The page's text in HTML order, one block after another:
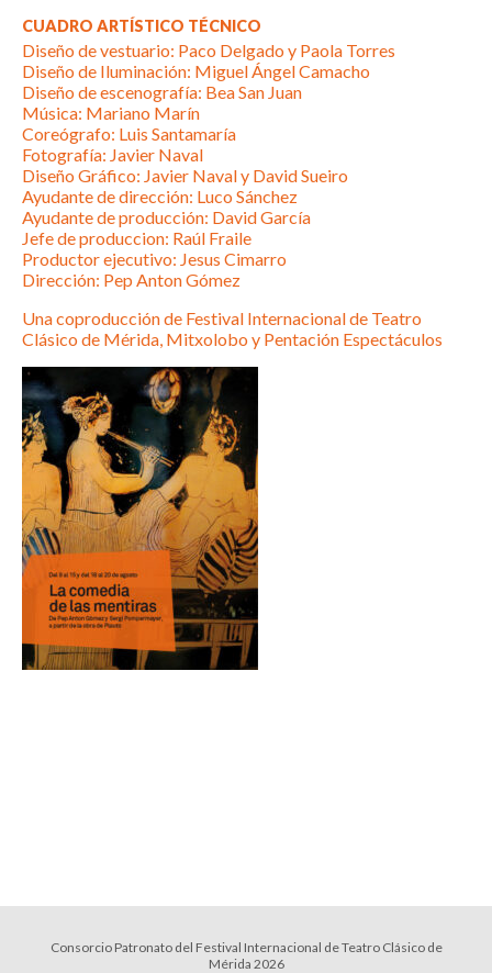
CUADRO ARTÍSTICO TÉCNICO
Diseño de vestuario: Paco Delgado y Paola Torres
Diseño de Iluminación: Miguel Ángel Camacho
Diseño de escenografía: Bea San Juan
Música: Mariano Marín
Coreógrafo: Luis Santamaría
Fotografía: Javier Naval
Diseño Gráfico: Javier Naval y David Sueiro
Ayudante de dirección: Luco Sánchez
Ayudante de producción: David García
Jefe de produccion: Raúl Fraile
Productor ejecutivo: Jesus Cimarro
Dirección: Pep Anton Gómez
Una coproducción de Festival Internacional de Teatro
Clásico de Mérida, Mitxolobo y Pentación Espectáculos
Consorcio Patronato del Festival Internacional de Teatro Clásico de
Mérida 2026